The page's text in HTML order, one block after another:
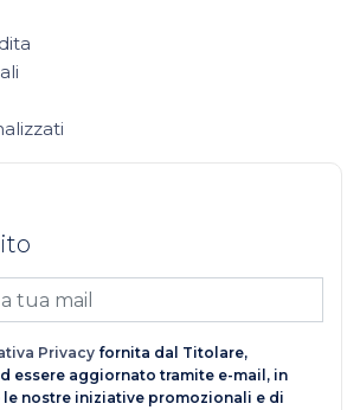
Privacy fornita dal Titolare,
essere aggiornato tramite e-mail, in
nostre iniziative promozionali e di